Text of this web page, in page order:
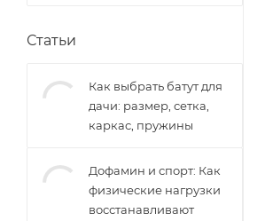
Статьи
Как выбрать батут для
дачи: размер, сетка,
каркас, пружины
Дофамин и спорт: Как
физические нагрузки
восстанавливают